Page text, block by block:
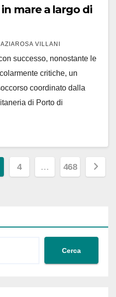
mare a largo di
VILLANI
successo, nonostante le
critiche, un
coordinato dalla
di Porto di
4 … 468
Cerca